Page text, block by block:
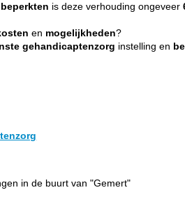
beperkten is deze verhouding ongeveer
en mogelijkheden?
gehandicaptenzorg instelling en bel
in de buurt van "Gemert"